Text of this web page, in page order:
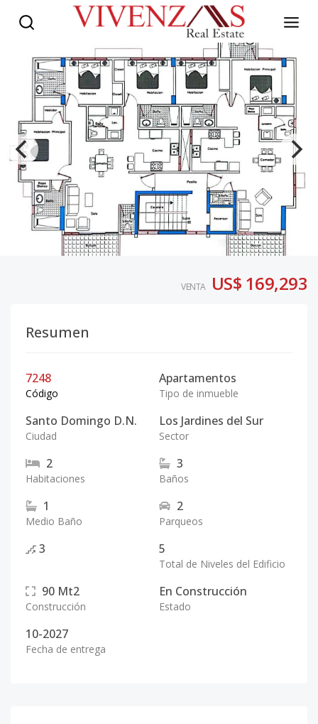
VENTA US$ 169,293
Resumen
7248
Código
Apartamentos
Tipo de inmueble
Santo Domingo D.N.
Ciudad
Los Jardines del Sur
Sector
2
Habitaciones
3
Baños
1
Medio Baño
2
Parqueos
3 5
Total de Niveles del Edificio
90 Mt2
Construcción
En Construcción
Estado
10-2027
Fecha de entrega